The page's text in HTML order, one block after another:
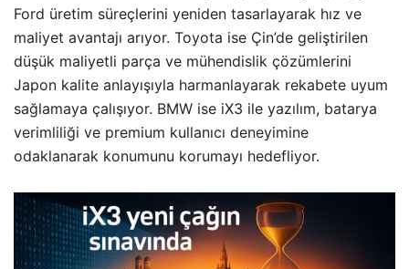
Ford üretim süreçlerini yeniden tasarlayarak hız ve
maliyet avantajı arıyor. Toyota ise Çin’de geliştirilen
düşük maliyetli parça ve mühendislik çözümlerini
Japon kalite anlayışıyla harmanlayarak rekabete uyum
sağlamaya çalışıyor. BMW ise iX3 ile yazılım, batarya
verimliliği ve premium kullanıcı deneyimine
odaklanarak konumunu korumayı hedefliyor.